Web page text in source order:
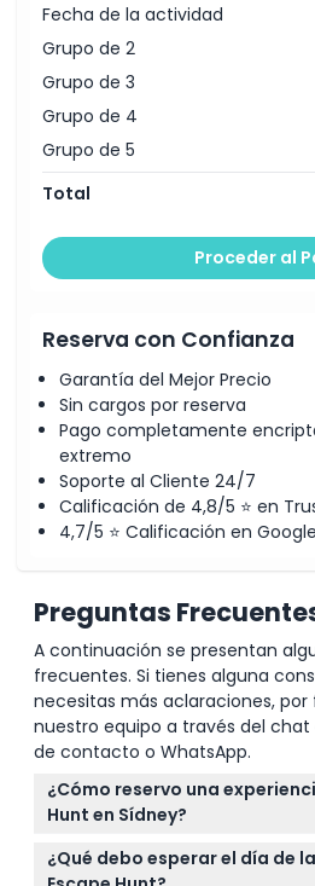
Fecha de la actividad
Grupo de 2
Grupo de 3
Grupo de 4
Grupo de 5
Total
Proceder al
Reserva con Confianza
Garantía del Mejor Precio
Sin cargos por reserva
Pago completamente
extremo
Soporte al Cliente 24/7
Calificación de 4,8/5 ⭐ en
4,7/5 ⭐ Calificación en Google
Preguntas
A continuación se presentan
frecuentes. Si tienes alguna
necesitas más aclaraciones,
nuestro equipo a través del
de contacto o WhatsApp.
¿Cómo reservo una
Hunt en Sídney?
Puedes reservar fácilmente tu
Hunt en línea aquí mismo en
¿Qué debo esperar el día de